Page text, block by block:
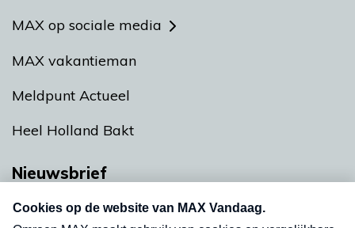
MAX op sociale media
MAX vakantieman
Meldpunt Actueel
Heel Holland Bakt
Nieuwsbrief
Neem hier een gratis abonnement op onze